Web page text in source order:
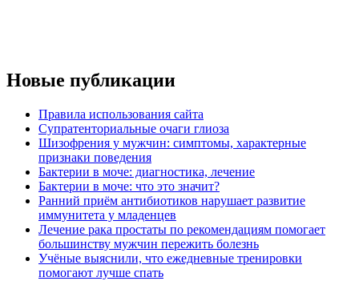
Новые публикации
Правила использования сайта
Супратенториальные очаги глиоза
Шизофрения у мужчин: симптомы, характерные
признаки поведения
Бактерии в моче: диагностика, лечение
Бактерии в моче: что это значит?
Ранний приём антибиотиков нарушает развитие
иммунитета у младенцев
Лечение рака простаты по рекомендациям помогает
большинству мужчин пережить болезнь
Учёные выяснили, что ежедневные тренировки
помогают лучше спать